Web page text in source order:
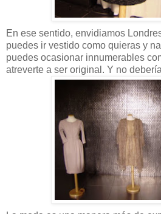
En ese sentido, envidiamos
puedes ir vestido como quieras y
puedes ocasionar innumerables
atreverte a ser original. Y no